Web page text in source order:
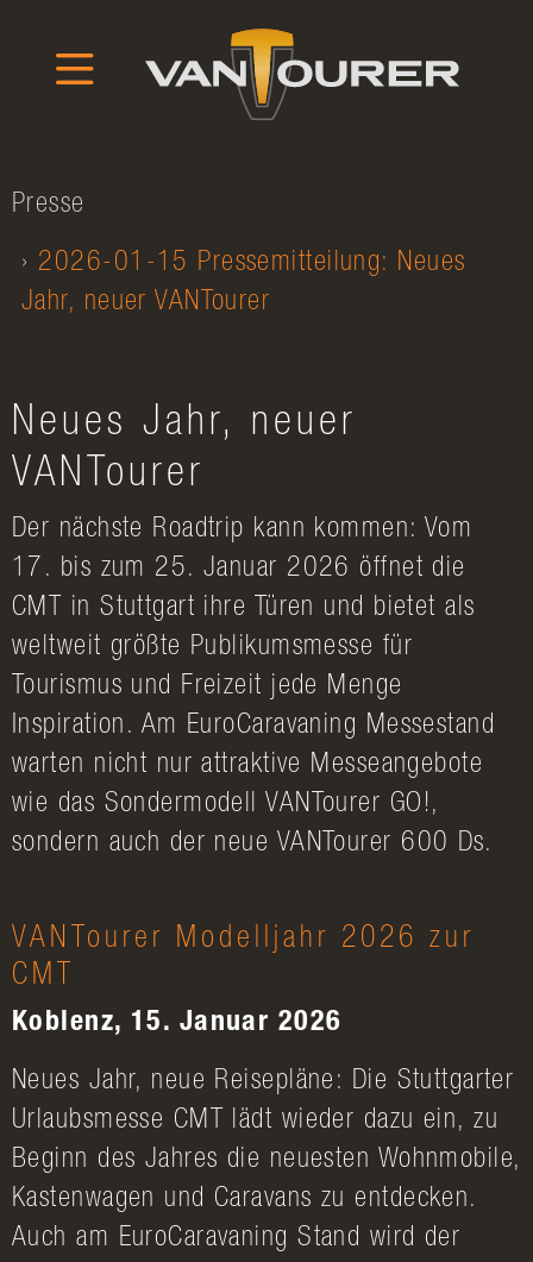
Presse
2026-01-15 Pressemitteilung: Neues
Jahr, neuer VANTourer
Neues Jahr, neuer
VANTourer
Der nächste Roadtrip kann kommen: Vom
17. bis zum 25. Januar 2026 öffnet die
CMT in Stuttgart ihre Türen und bietet als
weltweit größte Publikumsmesse für
Tourismus und Freizeit jede Menge
Inspiration. Am EuroCaravaning Messestand
warten nicht nur attraktive Messeangebote
wie das Sondermodell VANTourer GO!,
sondern auch der neue VANTourer 600 Ds.
VANTourer Modelljahr 2026 zur
CMT
Koblenz, 15. Januar 2026
Neues Jahr, neue Reisepläne: Die Stuttgarter
Urlaubsmesse CMT lädt wieder dazu ein, zu
Beginn des Jahres die neuesten Wohnmobile,
Kastenwagen und Caravans zu entdecken.
Auch am EuroCaravaning Stand wird der